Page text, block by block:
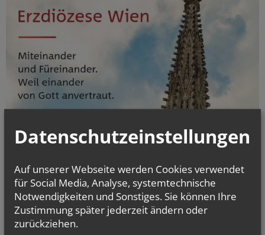
Datenschutzeinstellungen
Auf unserer Webseite werden Cookies verwendet
für Social Media, Analyse, systemtechnische
Notwendigkeiten und Sonstiges. Sie können Ihre
Zustimmung später jederzeit ändern oder
zurückziehen.